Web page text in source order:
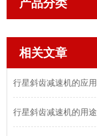
产品分类
相关文章
​行星斜齿减速机的应用
​行星斜齿减速机的用途